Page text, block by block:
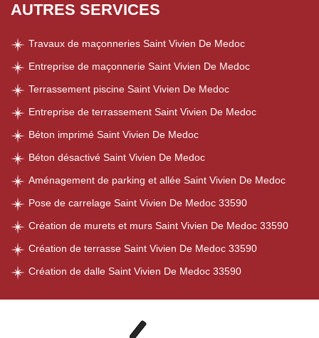
AUTRES SERVICES
Travaux de maçonneries Saint Vivien De Medoc
Entreprise de maçonnerie Saint Vivien De Medoc
Terrassement piscine Saint Vivien De Medoc
Entreprise de terrassement Saint Vivien De Medoc
Béton imprimé Saint Vivien De Medoc
Béton désactivé Saint Vivien De Medoc
Aménagement de parking et allée Saint Vivien De Medoc
Pose de carrelage Saint Vivien De Medoc 33590
Création de murets et murs Saint Vivien De Medoc 33590
Création de terrasse Saint Vivien De Medoc 33590
Création de dalle Saint Vivien De Medoc 33590